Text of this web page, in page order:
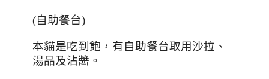
(自助餐台)
本貓是吃到飽，有自助餐台取用沙拉、
湯品及沾醬。